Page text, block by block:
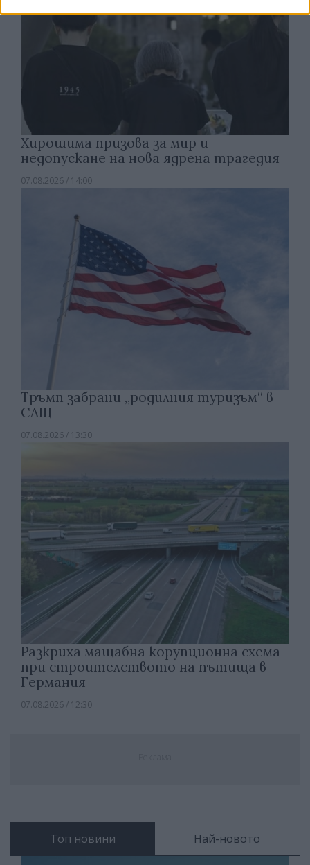
Хирошима призова за мир и
недопускане на нова ядрена трагедия
07.08.2026 / 14:00
Тръмп забрани „родилния туризъм“ в
САЩ
07.08.2026 / 13:30
Разкриха мащабна корупционна схема
при строителството на пътища в
Германия
07.08.2026 / 12:30
Топ новини Най-новото